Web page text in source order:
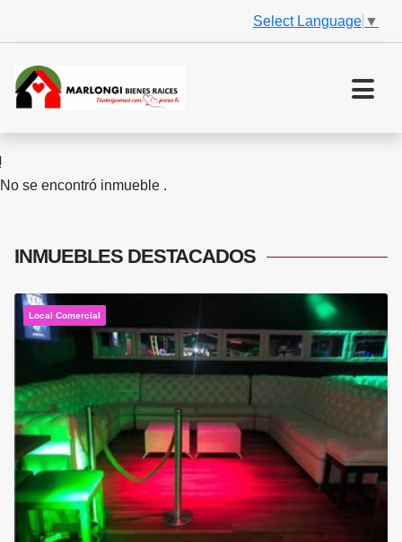
Select Language ▼
No se encontró inmueble .
INMUEBLES DESTACADOS
Local Comercial